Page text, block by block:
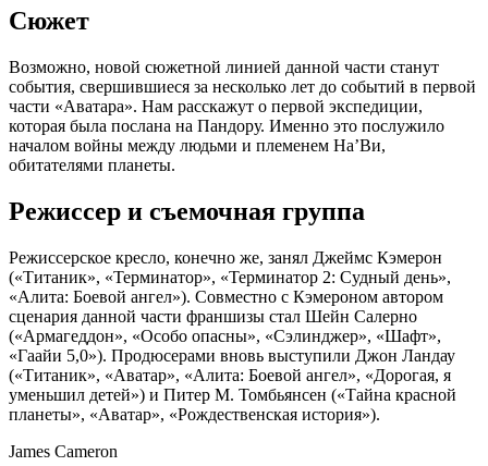
Сюжет
Возможно, новой сюжетной линией данной части станут
события, свершившиеся за несколько лет до событий в первой
части «Аватара». Нам расскажут о первой экспедиции,
которая была послана на Пандору. Именно это послужило
началом войны между людьми и племенем На’Ви,
обитателями планеты.
Режиссер и съемочная группа
Режиссерское кресло, конечно же, занял Джеймс Кэмерон
(«Титаник», «Терминатор», «Терминатор 2: Судный день»,
«Алита: Боевой ангел»). Совместно с Кэмероном автором
сценария данной части франшизы стал Шейн Салерно
(«Армагеддон», «Особо опасны», «Сэлинджер», «Шафт»,
«Гаайи 5,0»). Продюсерами вновь выступили Джон Ландау
(«Титаник», «Аватар», «Алита: Боевой ангел», «Дорогая, я
уменьшил детей») и Питер М. Томбьянсен («Тайна красной
планеты», «Аватар», «Рождественская история»).
James Cameron